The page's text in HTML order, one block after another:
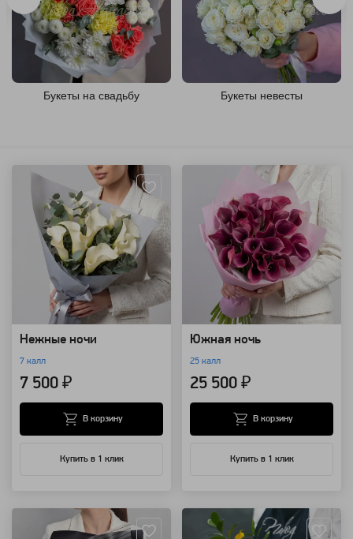
Букеты на свадьбу Букеты невесты
Нежные ночи
7 калл
7 500 ₽
Купить в 1 клик
В корзину
Южная ночь
25 калл
25 500 ₽
Купить в 1 клик
В корзину